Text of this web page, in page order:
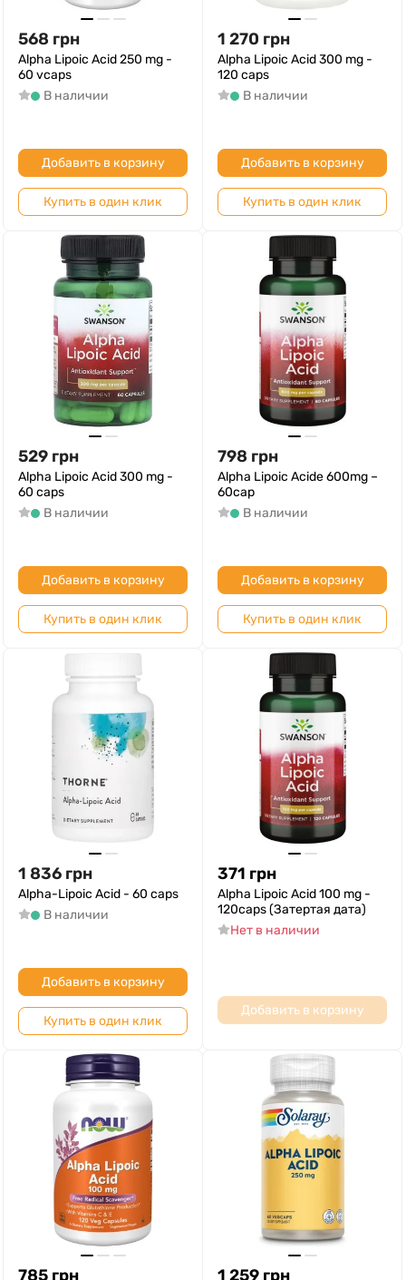
568 грн
Alpha Lipoic Acid 250 mg -
60 vcaps
В наличии
Добавить в корзину
Купить в один клик
1 270 грн
Alpha Lipoic Acid 300 mg -
120 caps
В наличии
Добавить в корзину
Купить в один клик
529 грн
Alpha Lipoic Acid 300 mg -
60 caps
В наличии
Добавить в корзину
Купить в один клик
798 грн
Alpha Lipoic Acide 600mg –
60cap
В наличии
Добавить в корзину
Купить в один клик
1 836 грн
Alpha-Lipoic Acid - 60 caps
В наличии
Добавить в корзину
Купить в один клик
371 грн
Alpha Lipoic Acid 100 mg -
120caps (Затертая дата)
Нет в наличии
Добавить в корзину
785 грн 1 259 грн